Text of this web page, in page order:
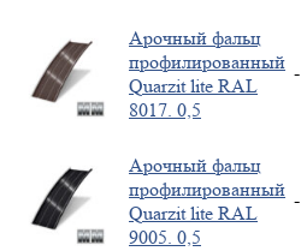
Арочный фальц
профилированный
Quarzit lite RAL
8017. 0,5
-
Арочный фальц
профилированный
Quarzit lite RAL
9005. 0,5
-